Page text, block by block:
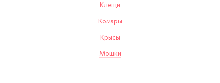
Клещи
Комары
Крысы
Мошки